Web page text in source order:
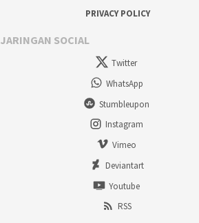
PRIVACY POLICY
JARINGAN SOCIAL
Twitter
WhatsApp
Stumbleupon
Instagram
Vimeo
Deviantart
Youtube
RSS